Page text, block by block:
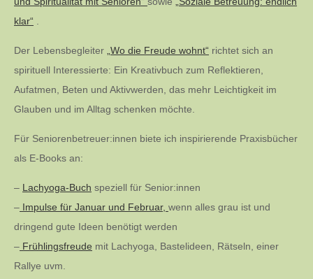
klar“
Der Lebensbegleiter „Wo die Freude wohnt“ richtet sich an
spirituell Interessierte: Ein Kreativbuch zum Reflektieren,
Aufatmen, Beten und Aktivwerden, das mehr Leichtigkeit im
Glauben und im Alltag schenken möchte.
Für Seniorenbetreuer:innen biete ich inspirierende Praxisbücher
als E-Books an:
– Lachyoga-Buch speziell für Senior:innen
– Impulse für Januar und Februar, wenn alles grau ist und
dringend gute Ideen benötigt werden
– Frühlingsfreude mit Lachyoga, Bastelideen, Rätseln, einer
Rallye uvm.